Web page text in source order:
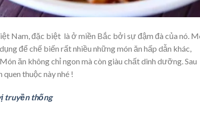
Nam, đặc biệt là ở miền Bắc bởi sự đậm đà của nó.
để chế biến rất nhiều những món ăn hấp dẫn khác,
ăn không chỉ ngon mà còn giàu chất dinh dưỡng. Sau
thuộc này nhé !
truyền thống